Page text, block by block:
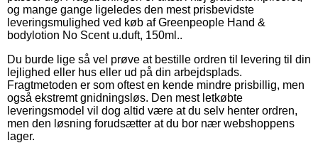
og mange gange ligeledes den mest prisbevidste
leveringsmulighed ved køb af Greenpeople Hand &
bodylotion No Scent u.duft, 150ml..
Du burde lige så vel prøve at bestille ordren til levering til din
lejlighed eller hus eller ud på din arbejdsplads.
Fragtmetoden er som oftest en kende mindre prisbillig, men
også ekstremt gnidningsløs. Den mest letkøbte
leveringsmodel vil dog altid være at du selv henter ordren,
men den løsning forudsætter at du bor nær webshoppens
lager.